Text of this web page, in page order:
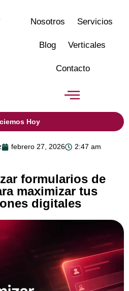
Nosotros Servicios
Blog Verticales
Contacto
Hoy
febrero 27, 2026
2:47 am
formularios de
maximizar tus
digitales